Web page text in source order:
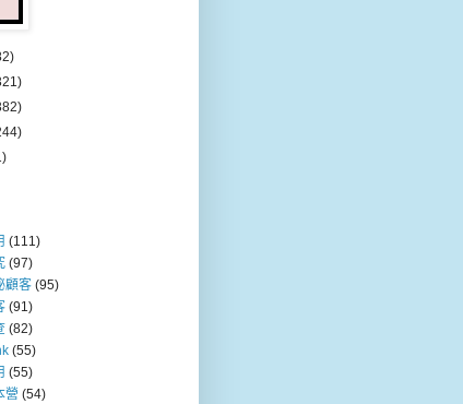
(111)
(97)
顧客 (95)
(91)
(82)
(55)
(55)
營 (54)